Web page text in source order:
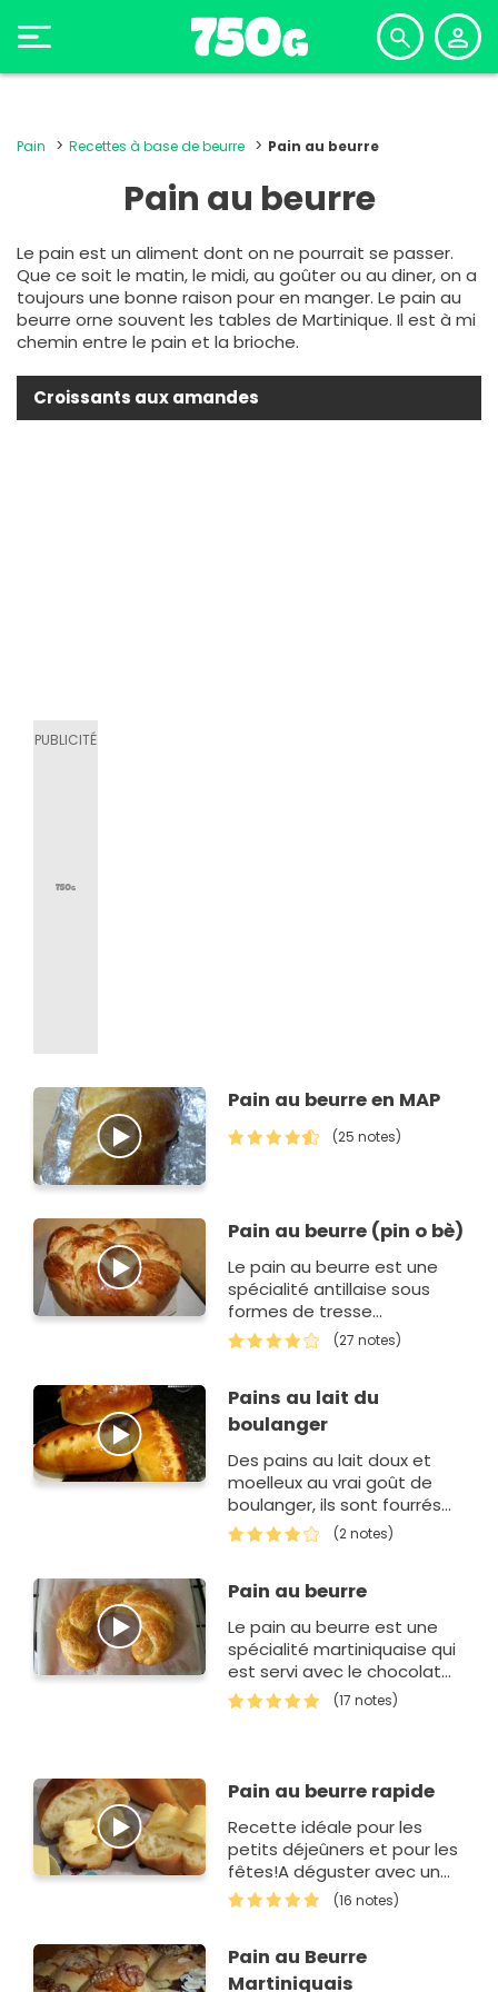
Pain Recettes à base de beurre Pain au beurre
Pain au beurre
Le pain est un aliment dont on ne pourrait se passer.
Que ce soit le matin, le midi, au goûter ou au diner, on a
toujours une bonne raison pour en manger. Le pain au
beurre orne souvent les tables de Martinique. Il est à mi
chemin entre le pain et la brioche.
Croissants aux amandes
Pain au beurre en MAP
(25 notes)
Pain au beurre (pin o bè)
Le pain au beurre est une
spécialité antillaise sous
formes de tresse
.Traditionnellement servi
aux communions. Pour moi
n'importe qu'el…
(27 notes)
Pains au lait du
boulanger
Des pains au lait doux et
moelleux au vrai goût de
boulanger, ils sont fourrés
au chocolat pour encore
plus de gourmandise !
(2 notes)
Pain au beurre
Le pain au beurre est une
spécialité martiniquaise qui
est servi avec le chocolat
martiniquais lors des
baptêmes ou première
(17 notes)
Pain au beurre rapide
Recette idéale pour les
petits déjeûners et pour les
fêtes!A déguster avec un
bon lait chocolaté!
(16 notes)
Pain au Beurre
Martiniquais